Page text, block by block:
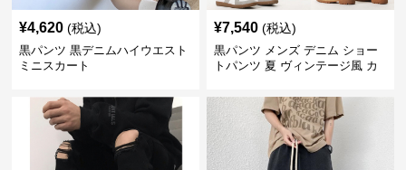
¥4,620 (税込)
黒パンツ 黒デニムハイウエスト
ミニスカート
¥7,540 (税込)
黒パンツ メンズ デニム ショー
トパンツ 夏 ヴィンテージ風 カ